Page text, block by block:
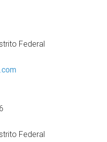
Federal
Federal